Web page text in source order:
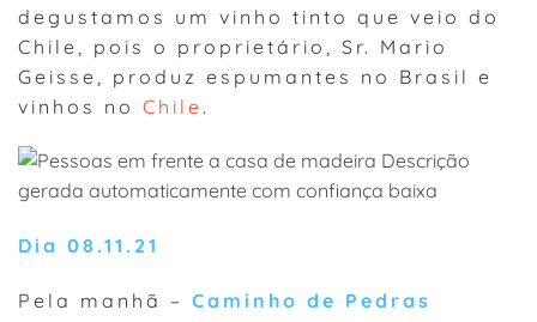
degustamos um vinho tinto que veio do
Chile, pois o proprietário, Sr. Mario
Geisse, produz espumantes no Brasil e
vinhos no Chile .
Dia 08.11.21
Pela manhã – Caminho de Pedras